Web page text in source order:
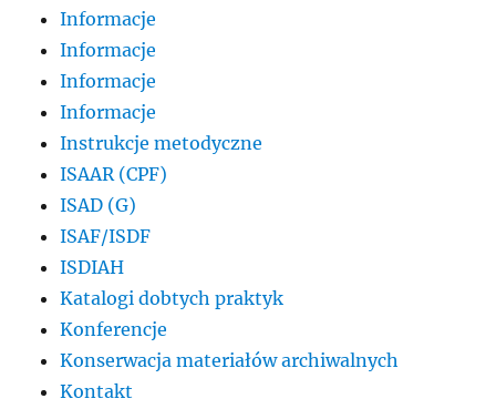
Informacje
Informacje
Informacje
Informacje
Instrukcje metodyczne
ISAAR (CPF)
ISAD (G)
ISAF/ISDF
ISDIAH
Katalogi dobtych praktyk
Konferencje
Konserwacja materiałów archiwalnych
Kontakt